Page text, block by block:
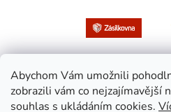
Abychom Vám umožnili
zobrazili vám co nejzajímavější
souhlas s ukládáním cookies.